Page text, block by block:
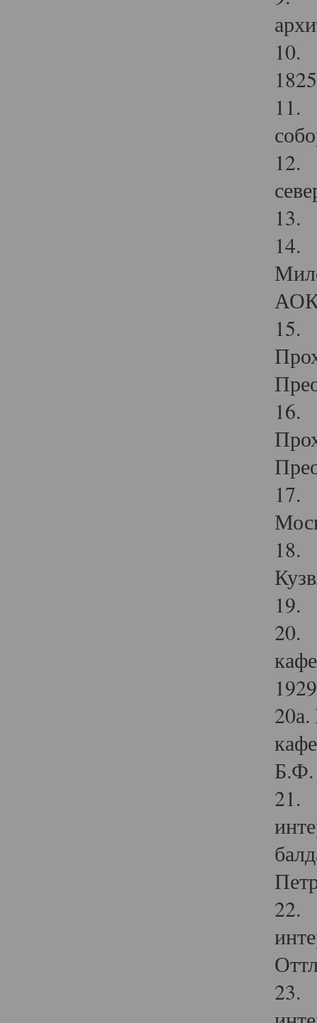
10.
11.
12.
13.
14.
15.
16.
17.
18.
19.
20.
Б.Ф.
21.
22.
23.